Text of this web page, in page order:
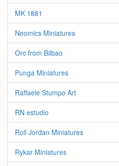
MK 1881
Neomics Miniatures
Orc from Bilbao
Punga Miniatures
Raffaele Stumpo Art
RN estudio
Roll Jordan Miniatures
Rykar Miniatures